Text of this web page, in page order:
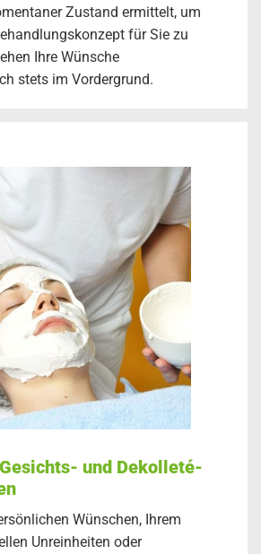
Zustand ermittelt, um
für Sie zu
Ihre Wünsche
stets im Vordergrund.
und Dekolleté-
Wünschen, Ihrem
Unreinheiten oder